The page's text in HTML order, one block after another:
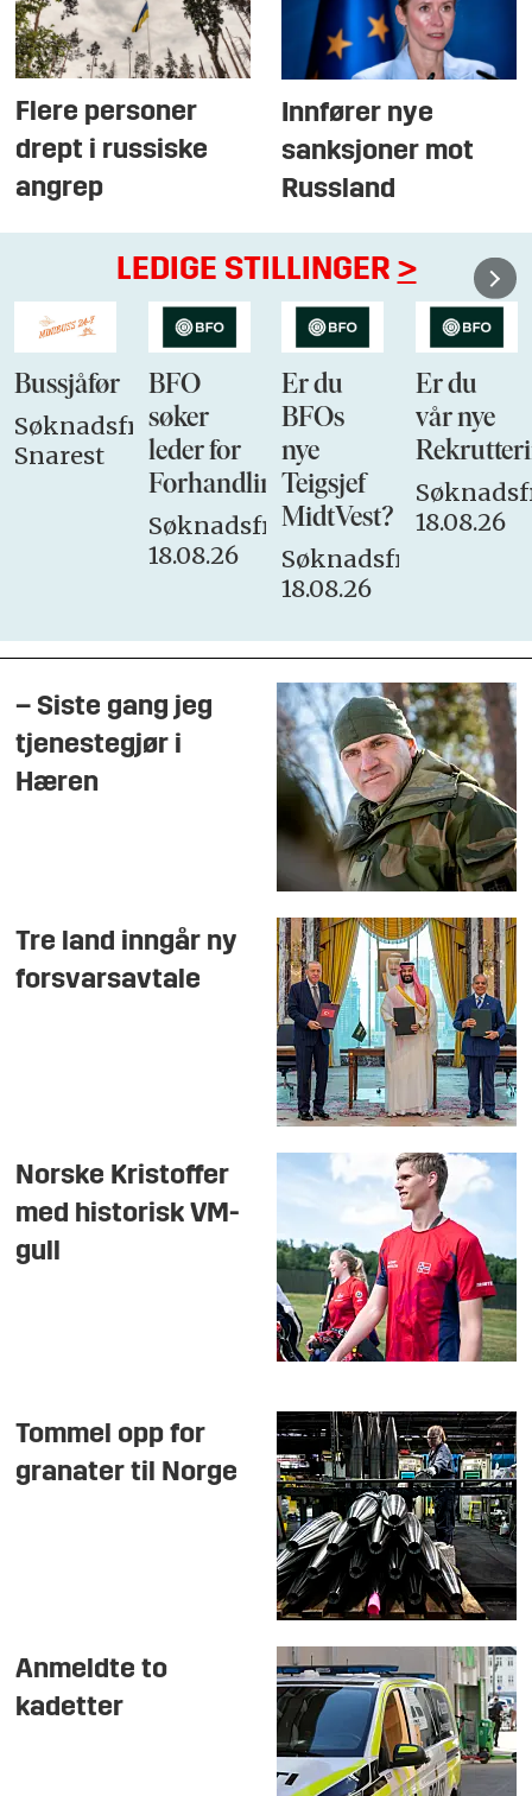
Flere personer
drept i russiske
angrep
Innfører nye
sanksjoner mot
Russland
LEDIGE STILLINGER >
Bussjåfør
Søknadsfrist:
Snarest
BFO
søker
leder for
Forhandlingsutvalget
Søknadsfrist:
18.08.26
Er du
BFOs
nye
Teigsjef
MidtVest?
Søknadsfrist:
18.08.26
Er du
vår nye
18.08.26
– Siste gang jeg
tjenestegjør i
Hæren
Tre land inngår ny
forsvarsavtale
Norske Kristoffer
med historisk VM-
gull
Tommel opp for
granater til Norge
Anmeldte to
kadetter